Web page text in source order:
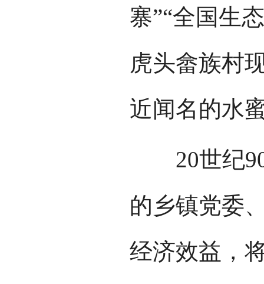
寨”“全国生
虎头畲族村
近闻名的水
20世纪90
的乡镇党委
经济效益，